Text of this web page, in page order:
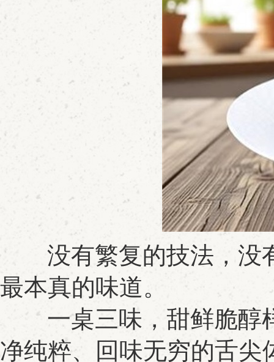
没有繁复的技法，没有
最本真的味道。
一桌三味，甜鲜脆醇
净纯粹、回味无穷的舌尖